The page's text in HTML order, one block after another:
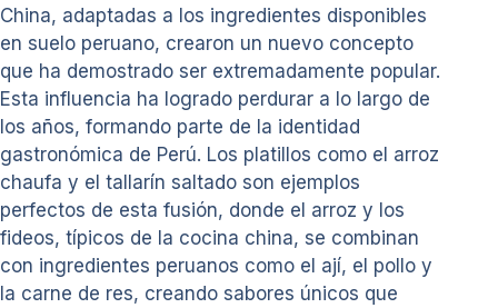
China, adaptadas a los ingredientes disponibles
en suelo peruano, crearon un nuevo concepto
que ha demostrado ser extremadamente popular.
Esta influencia ha logrado perdurar a lo largo de
los años, formando parte de la identidad
gastronómica de Perú. Los platillos como el arroz
chaufa y el tallarín saltado son ejemplos
perfectos de esta fusión, donde el arroz y los
fideos, típicos de la cocina china, se combinan
con ingredientes peruanos como el ají, el pollo y
la carne de res, creando sabores únicos que